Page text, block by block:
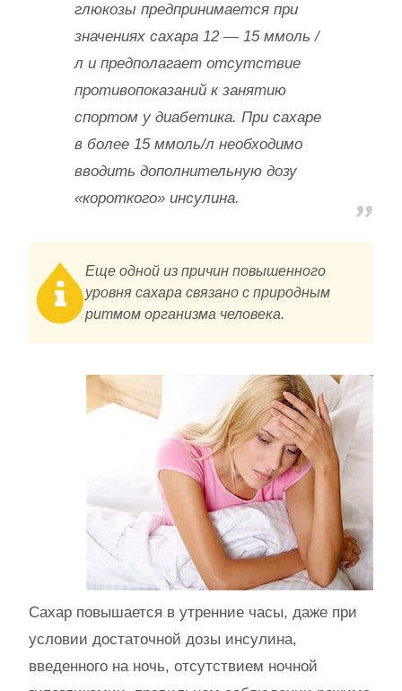
глюкозы предпринимается при
значениях сахара 12 — 15 ммоль /
л и предполагает отсутствие
противопоказаний к занятию
спортом у диабетика. При сахаре
в более 15 ммоль/л необходимо
вводить дополнительную дозу
«короткого» инсулина.
Еще одной из причин повышенного
уровня сахара связано с природным
ритмом организма человека.
Сахар повышается в утренние часы, даже при
условии достаточной дозы инсулина,
введенного на ночь, отсутствием ночной